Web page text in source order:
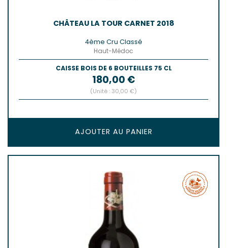
CHÂTEAU LA TOUR CARNET 2018
4ème Cru Classé
Haut-Médoc
CAISSE BOIS DE 6 BOUTEILLES 75 CL
Prix
180,00 €
(Unité : 30,00 €)
AJOUTER AU PANIER